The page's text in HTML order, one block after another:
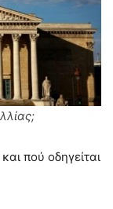
πού οδηγείται